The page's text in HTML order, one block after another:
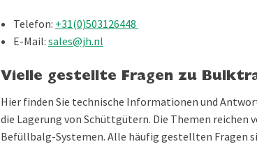
Telefon: +31(0)503126448
E-Mail: sales@jh.nl
Vielle gestellte Fragen zu
Hier finden Sie technische Informationen und
die Lagerung von Schüttgütern. Die Themen reichen
Befüllbalg-Systemen. Alle häufig gestellten Fragen